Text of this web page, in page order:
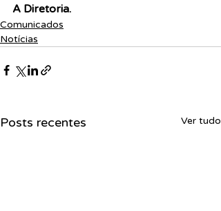
A Diretoria.
Comunicados
Notícias
Posts recentes Ver tudo